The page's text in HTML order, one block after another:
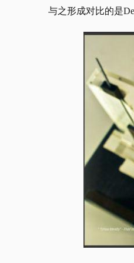
与之形成对比的是